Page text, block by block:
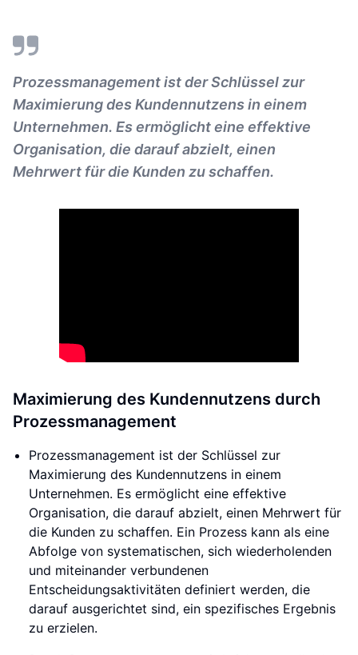
Prozessmanagement ist der Schlüssel zur
Maximierung des Kundennutzens in einem
Unternehmen. Es ermöglicht eine effektive
Organisation, die darauf abzielt, einen
Mehrwert für die Kunden zu schaffen.
Maximierung des Kundennutzens durch
Prozessmanagement
Prozessmanagement ist der Schlüssel zur
Maximierung des Kundennutzens in einem
Unternehmen. Es ermöglicht eine effektive
Organisation, die darauf abzielt, einen Mehrwert für
die Kunden zu schaffen. Ein Prozess kann als eine
Abfolge von systematischen, sich wiederholenden
und miteinander verbundenen
Entscheidungsaktivitäten definiert werden, die
darauf ausgerichtet sind, ein spezifisches Ergebnis
zu erzielen.